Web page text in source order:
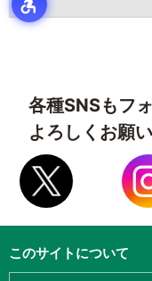
各種SNSもフ
よろしくお願
このサイトについて